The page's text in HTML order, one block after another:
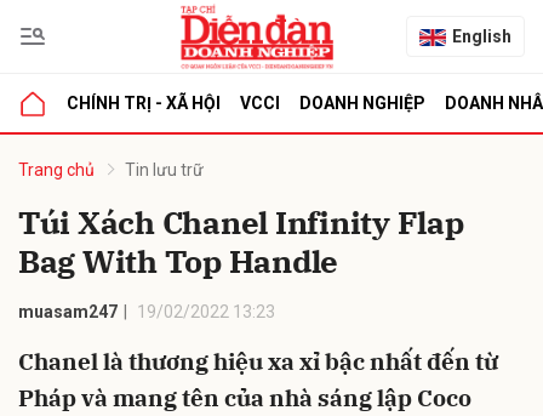
English
CHÍNH TRỊ - XÃ HỘI VCCI DOANH NGHIỆP DOANH
Trang chủ Tin lưu trữ
Túi Xách Chanel Infinity Flap
Bag With Top Handle
muasam247 19/02/2022 13:23
Chanel là thương hiệu xa xỉ bậc nhất đến từ
Pháp và mang tên của nhà sáng lập Coco
luận
Hủy